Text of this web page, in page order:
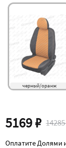
черный/оранж
5169 ₽
Оплатите Долями